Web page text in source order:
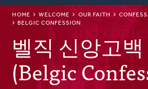
BREADCRUMB
HOME WELCOME OUR FAITH
BELGIC CONFESSION
벨직 신앙고백
(Belgic